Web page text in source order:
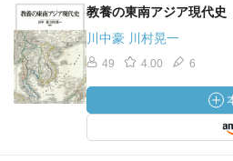
教養の東南アジア現代史
川中豪 川村晃一
49 4.00 6